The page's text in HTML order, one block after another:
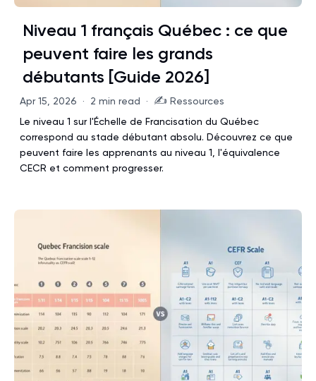
Niveau 1 français Québec : ce que
peuvent faire les grands
débutants [Guide 2026]
Apr 15, 2026 · 2 min read · ✍️ Ressources
Le niveau 1 sur l'Échelle de Francisation du Québec
correspond au stade débutant absolu. Découvrez ce que
peuvent faire les apprenants au niveau 1, l'équivalence
CECR et comment progresser.